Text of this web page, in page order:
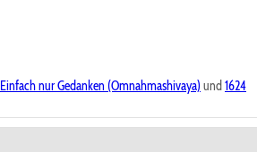
Einfach nur Gedanken (Omnahmashivaya) und 1624